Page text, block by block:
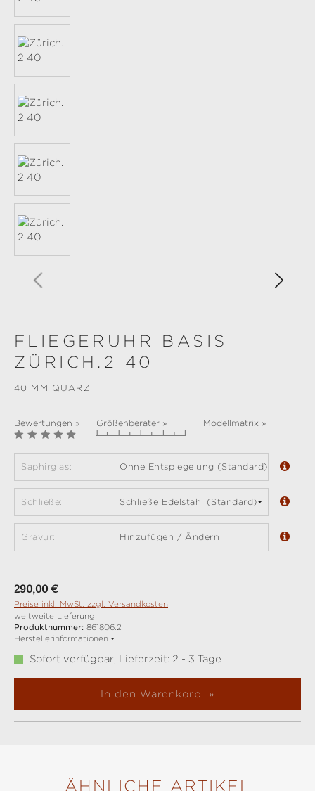
FLIEGERUHR BASIS
ZÜRICH.2 40
40 MM QUARZ
Bewertungen » Größenberater » Modellmatrix »
Saphirglas: Ohne Entspiegelung (Standard)
Schließe: Schließe Edelstahl (Standard)
Gravur: Hinzufügen / Ändern
Regulärer Preis:
290,00 €
Preise inkl. MwSt. zzgl. Versandkosten
weltweite Lieferung
Produktnummer: 861806.2
Herstellerinformationen
Sofort verfügbar, Lieferzeit: 2 - 3 Tage
In den Warenkorb
ÄHNLICHE ARTIKEL